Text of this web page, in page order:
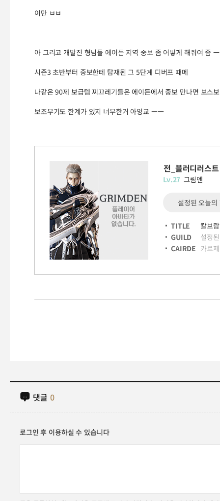
이만 ㅂㅂ
아 그리고 개발진 형님들 에이든 지역 중보 좀 어떻게 해줘여 좀
시즌3 초반부터 중보한테 탑재된 그 5단계 디버프 때메
나같은 90제 보급템 찌끄레기들은 에이든에서 중보 만나면 보스
보조무기도 한계가 있지 너무한거 아잉교 ㅡㅡ
전_블러디러스트
Lv.27 그림덴
설정된 오늘
TITLE
칼브
GUILD
설정
CAIRDE 카르
댓글 0
로그인 후 이용하실 수 있습니다